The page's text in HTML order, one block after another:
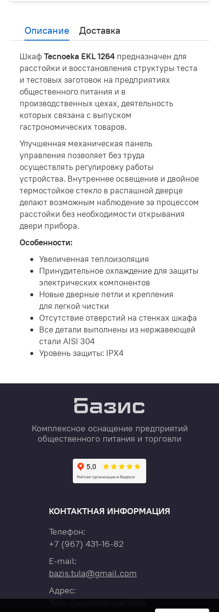
Описание Доставка
Шкаф Tecnoeka EKL 1264 предназначен для
расстойки и восстановления структуры теста
и тестовых заготовок на предприятиях
общественного питания и в
производственных цехах, деятельность
которых связана с выпуском
гастрономических товаров.
Улучшенная механическая панель
управления позволяет без труда
осуществлять регулировку работы
устройства. Внутреннее освещение и двойное
термостойкое стекло в распашной дверце
делают возможным наблюдение за процессом
расстойки без необходимости открывания
двери прибора.
Особенности:
Увеличенная теплоизоляция
Принудительное охлаждение для защиты
электрических компонентов
Новые дверные петли и крепления
для легкой чистки
Отсутствие отверстий на стенках шкафа
Все детали выполнены из нержавеющей
стали AISI 304
Уровень защиты: IPX4
Комплексное оснащение предприятий
общественного питания и торговли
КОНТАКТНАЯ ИНФОРМАЦИЯ
Телефон:
+7 (967) 431-16-82
E-mail:
bazis.tula@gmail.com
Адрес:
Тула, Скуратовская 108а